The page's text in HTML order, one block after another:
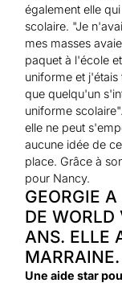
également elle
scolaire. "Je
mes masses
paquet à l'école
uniforme et
que quelqu'un
uniforme
elle ne peut
aucune idée de
place. Grâce à
pour Nancy.
GEORGIE
DE WORLD
ANS. ELLE
Une aide star